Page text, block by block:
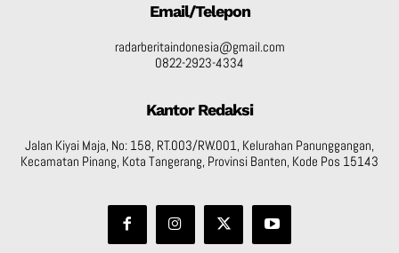
Email/Telepon
radarberitaindonesia@gmail.com
0822-2923-4334
Kantor Redaksi
Jalan Kiyai Maja, No: 158, RT.003/RW.001, Kelurahan Panunggangan,
Kecamatan Pinang, Kota Tangerang, Provinsi Banten, Kode Pos 15143